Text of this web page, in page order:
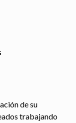
de su
trabajando